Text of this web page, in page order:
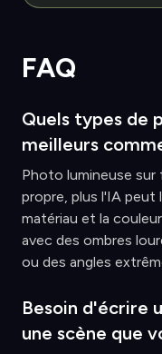
FAQ
Quels types de
meilleurs
Photo lumineuse sur
propre, plus l'IA peut
matériau et la
avec des ombres
ou des angles
Besoin d'écrire
une scène que